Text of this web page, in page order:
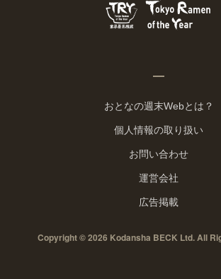
おとなの週末Webとは？
個人情報の取り扱い
お問い合わせ
運営会社
広告掲載
Copyright © 2026 Kodansha BECK Ltd. All